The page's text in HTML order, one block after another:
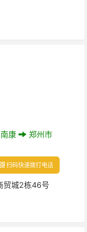
南康
郑州市
扫码快速拨打电话
贸城2栋46号